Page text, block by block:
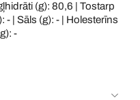
(g): 80,6 | Tostarp
- | Sāls (g): - | Holesterīns
-